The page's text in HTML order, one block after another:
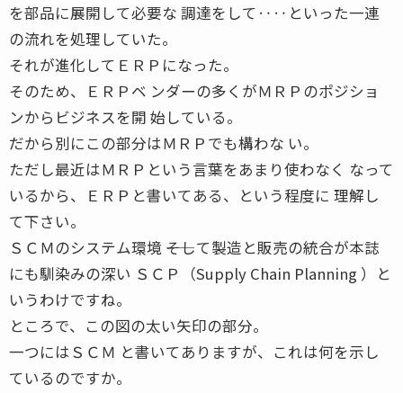
を部品に展開して必要な 調達をして‥‥といった一連
の流れを処理していた。
それが進化してＥＲＰになった。
そのため、ＥＲＰベ ンダーの多くがＭＲＰのポジショ
ンからビジネスを開 始している。
だから別にこの部分はＭＲＰでも構わな い。
ただし最近はＭＲＰという言葉をあまり使わなく なって
いるから、ＥＲＰと書いてある、という程度に 理解し
て下さい。
ＳＣＭのシステム環境 ――そして製造と販売の統合が本誌
にも馴染みの深い ＳＣＰ（Supply Chain Planning ）と
いうわけですね。
ところで、この図の太い矢印の部分。
一つにはＳＣＭ と書いてありますが、これは何を示し
ているのですか。